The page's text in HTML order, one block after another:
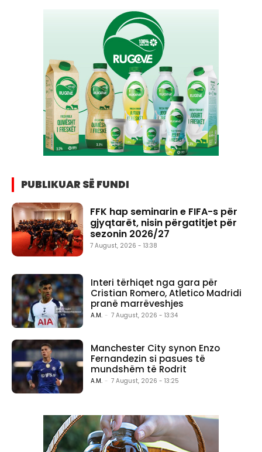
PUBLIKUAR SË FUNDI
FFK hap seminarin e FIFA-s për
gjyqtarët, nisin përgatitjet për
sezonin 2026/27
7 August, 2026 - 13:38
Interi tërhiqet nga gara për
Cristian Romero, Atletico Madridi
pranë marrëveshjes
A.M. - 7 August, 2026 - 13:34
Manchester City synon Enzo
Fernandezin si pasues të
mundshëm të Rodrit
A.M. - 7 August, 2026 - 13:25